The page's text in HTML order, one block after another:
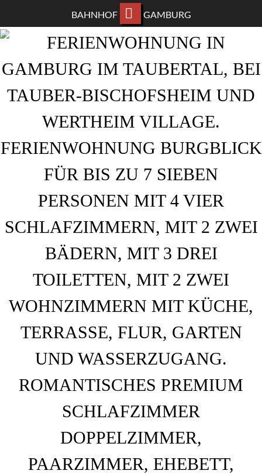
ZUM
HAUPTINHALT
WECHSELN
BAHNHOF GAMBURG